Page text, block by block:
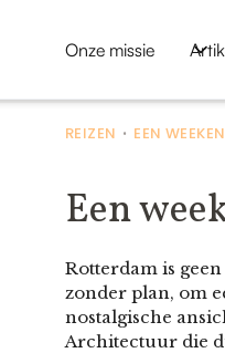
Onze missie
REIZEN • EEN
Een
Rotterdam is
zonder plan, om
nostalgische
Architectuur die